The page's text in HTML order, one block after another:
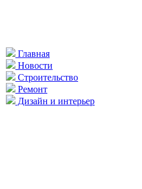
Главная
Новости
Строительство
Ремонт
Дизайн и интерьер